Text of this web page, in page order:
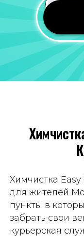
24 июля
Все
вещи.
пятнами
Отзыв 2GIS
Всегда
ним хожу,
вполне
Татьяна
Химчистка
для жителей
пункты в
забрать свои
курьерская